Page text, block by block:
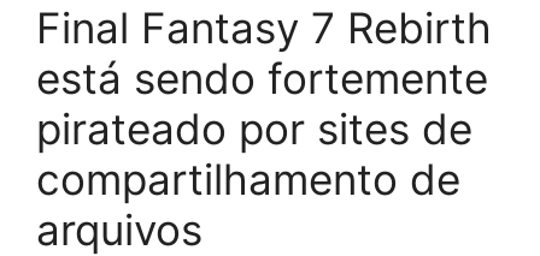
Final Fantasy 7 Rebirth
está sendo fortemente
pirateado por sites de
compartilhamento de
arquivos